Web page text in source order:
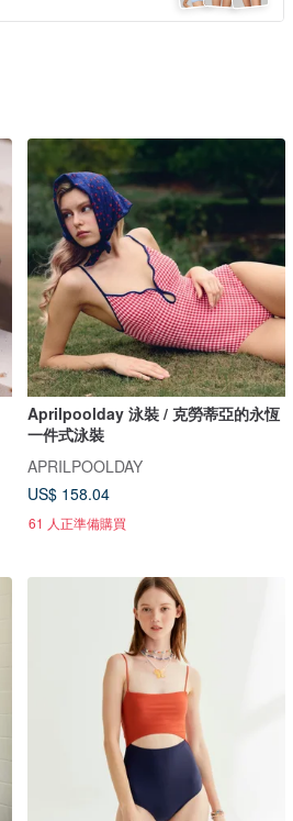
Aprilpoolday 泳裝 / 克勞蒂亞的永恆
一件式泳裝
APRILPOOLDAY
US$ 158.04
61 人正準備購買